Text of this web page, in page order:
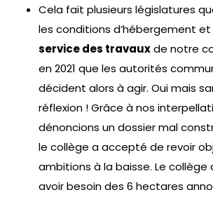
Cela fait plusieurs législatures
les conditions d’hébergement
service des travauxde notre
en 2021 que les autorités
décident alors à agir. Oui mais
réflexion ! Grâce à nos
dénoncions un dossier mal
le collège a accepté de revoir
ambitions à la baisse. Le collège
avoir besoin des 6 hectares